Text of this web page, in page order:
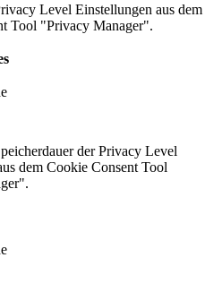
Level Einstellungen aus dem
Tool "Privacy Manager".
der Privacy Level
dem Cookie Consent Tool